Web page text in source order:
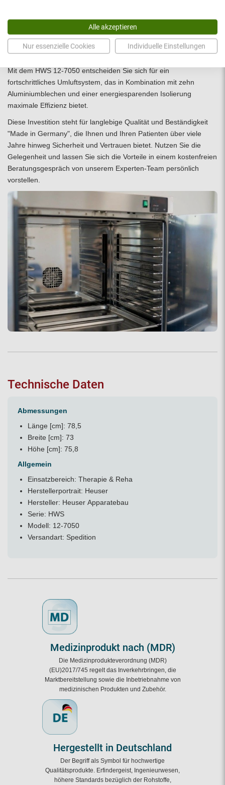
Effizienz und Wirtschaftlichkeit vereint
Mit dem HWS 12-7050 entscheiden Sie sich für ein
fortschrittliches Umluftsystem, das in Kombination mit zehn
Aluminiumblechen und einer energiesparenden Isolierung
maximale Effizienz bietet.
Diese Investition steht für langlebige Qualität und Beständigkeit
"Made in Germany", die Ihnen und Ihren Patienten über viele
Jahre hinweg Sicherheit und Vertrauen bietet. Nutzen Sie die
Gelegenheit und lassen Sie sich die Vorteile in einem kostenfreien
Beratungsgespräch von unserem Experten-Team persönlich
vorstellen.
Technische Daten
Abmessungen
Länge [cm]: 78,5
Breite [cm]: 73
Höhe [cm]: 75,8
Allgemein
Einsatzbereich: Therapie & Reha
Herstellerportrait: Heuser
Hersteller: Heuser Apparatebau
Serie: HWS
Modell: 12-7050
Versandart: Spedition
Medizinprodukt nach (MDR)
Die Medizinprodukteverordnung (MDR)
(EU)2017/745 regelt das Inverkehrbringen, die
Marktbereitstellung sowie die Inbetriebnahme von
medizinischen Produkten und Zubehör.
Hergestellt in Deutschland
Der Begriff als Symbol für hochwertige
Qualitätsprodukte. Erfindergeist, Ingenieurwesen,
höhere Standards bezüglich der Rohstoffe,
Alle akzeptieren
Nur essenzielle Cookies Individuelle Einstellungen